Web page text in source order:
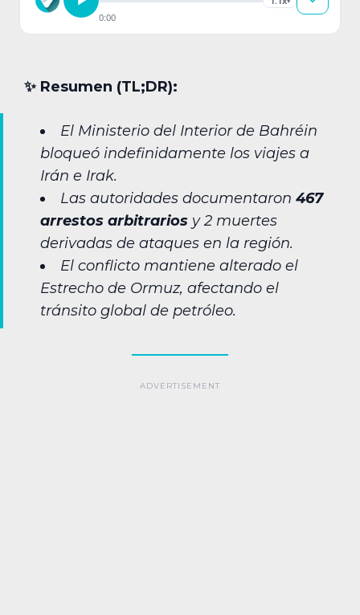
0:00
✨︎ Resumen (TL;DR):
El Ministerio del Interior de Bahréin
bloqueó indefinidamente los viajes a
Irán e Irak.
Las autoridades documentaron 467
arrestos arbitrarios y 2 muertes
derivadas de ataques en la región.
El conflicto mantiene alterado el
Estrecho de Ormuz, afectando el
tránsito global de petróleo.